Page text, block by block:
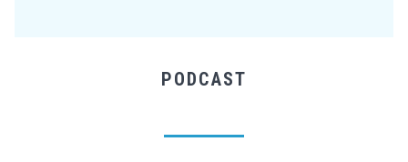
PODCAST